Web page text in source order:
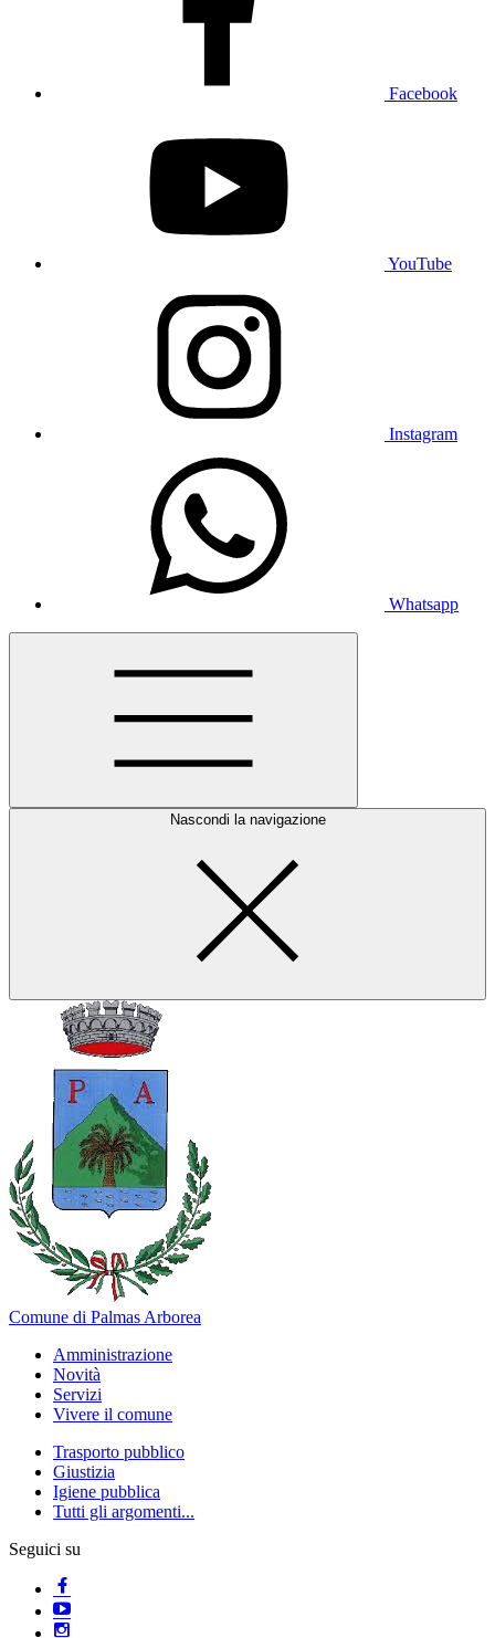
Facebook
YouTube
Instagram
Whatsapp
Nascondi la navigazione
Comune di Palmas Arborea
Amministrazione
Novità
Servizi
Vivere il comune
Trasporto pubblico
Giustizia
Igiene pubblica
Tutti gli argomenti...
Seguici su